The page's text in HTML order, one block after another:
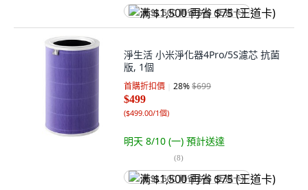
满 $1,500 再省 $75 (王道卡)
淨生活 小米淨化器4Pro/5S濾芯 抗菌
版, 1個
首購折扣價 28%$699
$499
($499.00/1個)
明天 8/10 (一) 預計送達
(8)
满 $1,500 再省 $75 (王道卡)